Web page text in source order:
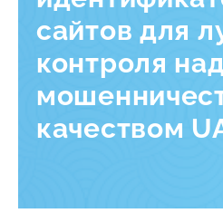
сайтов для
контроля
качеством